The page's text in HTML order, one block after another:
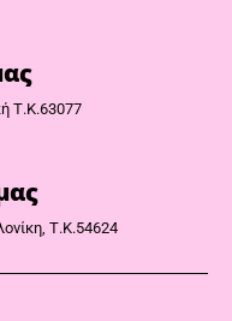
Τ.Κ.63077
Τ.Κ.54624